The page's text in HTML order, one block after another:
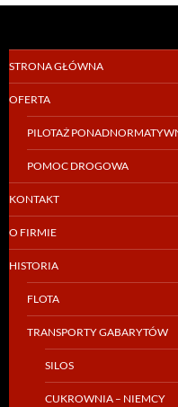
STRONA GŁÓWNA
OFERTA
PILOTAŻ
POMOC DROGOWA
KONTAKT
O FIRMIE
HISTORIA
FLOTA
TRANSPORTY GABARYTÓW
SILOS
CUKROWNIA – NIEMCY